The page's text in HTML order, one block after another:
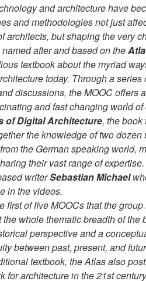
and architecture have
and methodologies not just
architects, but shaping the very
after and based on the
textbook about the myriad
today. Through a
discussions, the MOOC offers
and fast changing world
of Digital Architecture, the book
the knowledge of two
the German speaking world,
their vast range of
writerSebastian Michael
in the videos.
first of five MOOCs that the
the whole thematic breadth of
perspective and a
between past, present, and
textbook, the Atlas also
for architecture in the 21st